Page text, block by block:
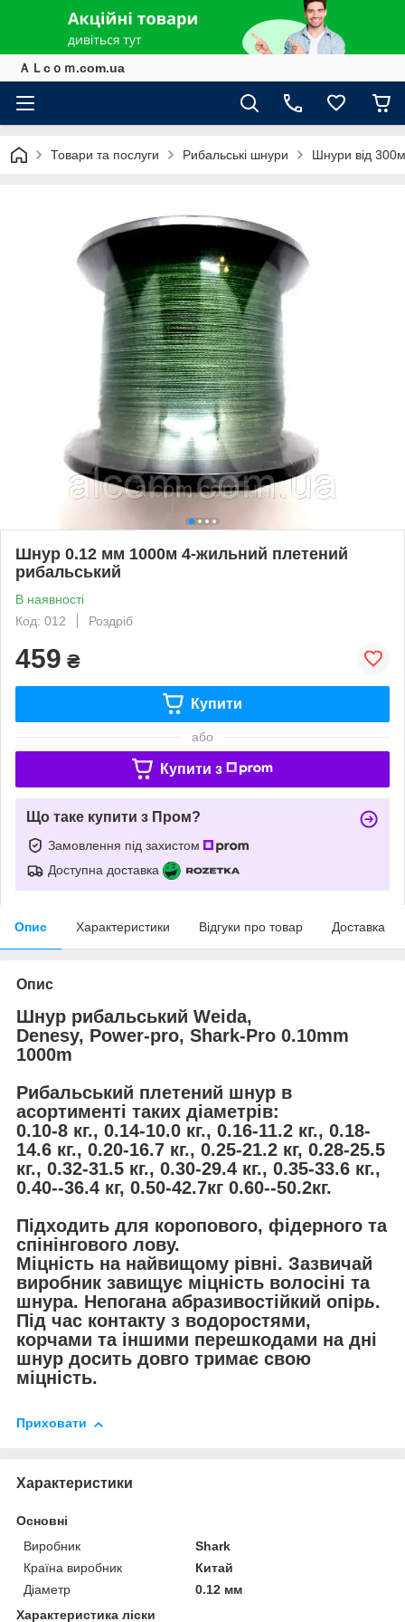
ＡＬcｏｍ.com.ua
Товари та послуги Рибальські шнури Шнури від 300м
Шнур 0.12 мм 1000м 4-жильний плетений
рибальський
В наявності
Код: 012
Роздріб
459 ₴
Купити
або
Купити з
Що таке купити з Пром?
Замовлення під захистом
Доступна доставка
Опис Характеристики Відгуки про товар Доставка
Опис
Шнур рибальський Weida,
Denesy, Power-pro, Shark-Pro 0.10mm
1000m
Рибальський плетений шнур в
асортименті таких діаметрів:
0.10-8 кг., 0.14-10.0 кг., 0.16-11.2 кг., 0.18-
14.6 кг., 0.20-16.7 кг., 0.25-21.2 кг, 0.28-25.5
кг., 0.32-31.5 кг., 0.30-29.4 кг., 0.35-33.6 кг.,
0.40--36.4 кг, 0.50-42.7кг 0.60--50.2кг.
Підходить для коропового, фідерного та
спінінгового лову.
Міцність на найвищому рівні. Зазвичай
виробник завищує міцність волосіні та
шнура. Непогана абразивостійкий опірь.
Під час контакту з водоростями,
корчами та іншими перешкодами на дні
шнур досить довго тримає свою
міцність.
Приховати
Характеристики
Основні
Виробник
Shark
Країна виробник
Китай
Діаметр
0.12 мм
Характеристика ліски